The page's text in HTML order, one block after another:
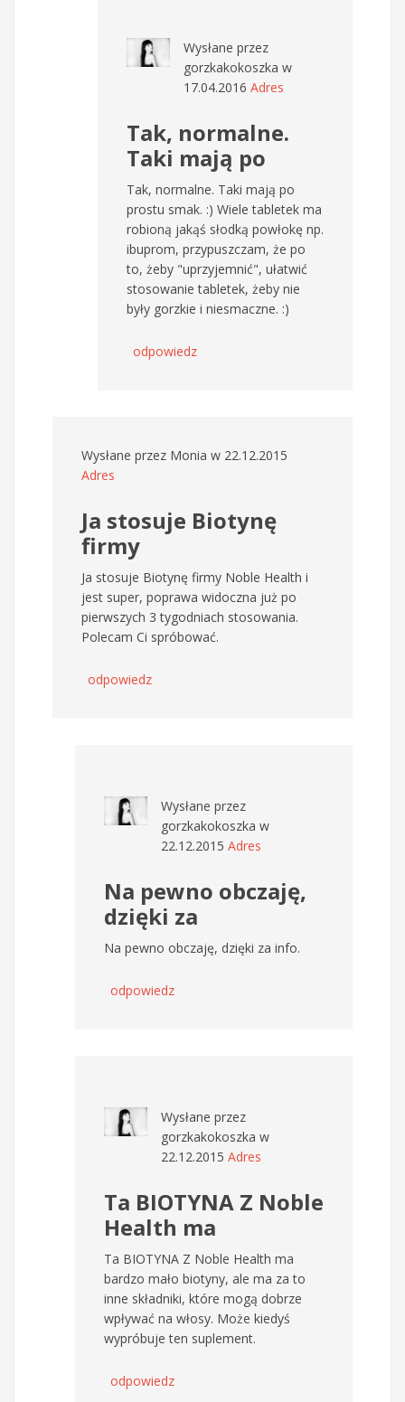
Wysłane przez
gorzkakokoszka w
17.04.2016 Adres
Tak, normalne.
Taki mają po
Tak, normalne. Taki mają po
prostu smak. :) Wiele tabletek ma
robioną jakąś słodką powłokę np.
ibuprom, przypuszczam, że po
to, żeby "uprzyjemnić", ułatwić
stosowanie tabletek, żeby nie
były gorzkie i niesmaczne. :)
odpowiedz
Wysłane przez Monia w 22.12.2015
Adres
Ja stosuje Biotynę
firmy
Ja stosuje Biotynę firmy Noble Health i
jest super, poprawa widoczna już po
pierwszych 3 tygodniach stosowania.
Polecam Ci spróbować.
odpowiedz
Wysłane przez
gorzkakokoszka w
22.12.2015 Adres
Na pewno obczaję,
dzięki za
Na pewno obczaję, dzięki za info.
odpowiedz
Wysłane przez
gorzkakokoszka w
22.12.2015 Adres
Ta BIOTYNA Z Noble
Health ma
Ta BIOTYNA Z Noble Health ma
bardzo mało biotyny, ale ma za to
inne składniki, które mogą dobrze
wpływać na włosy. Może kiedyś
wypróbuje ten suplement.
odpowiedz